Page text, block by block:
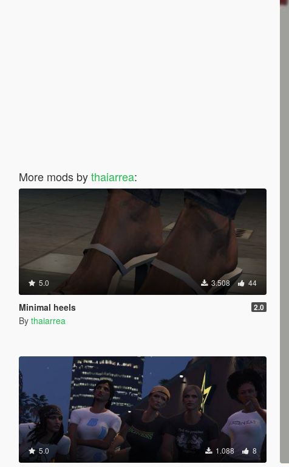
More mods bythaiarrea:
5.0 3.508 44
Minimal heels 2.0
By thaiarrea
5.0 1.088 8